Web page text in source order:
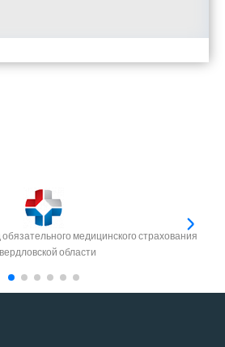
медицинского страхования
области